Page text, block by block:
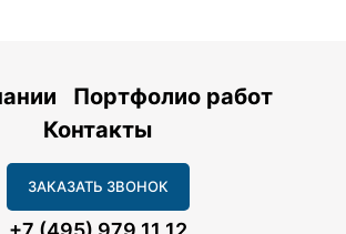
Портфолио работ
Контакты
ЗАКАЗАТЬ ЗВОНОК